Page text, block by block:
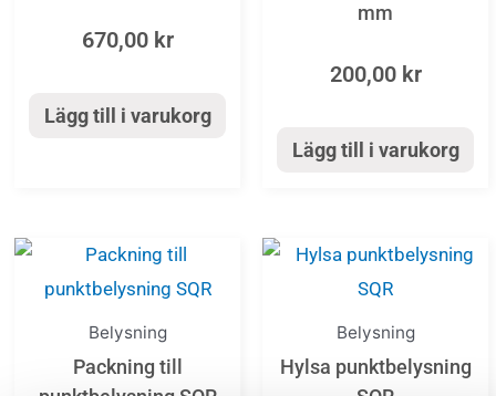
670,00 kr
Lägg till i varukorg
mm
200,00 kr
Lägg till i varukorg
Belysning
Packning till
Belysning
Hylsa punktbelysning